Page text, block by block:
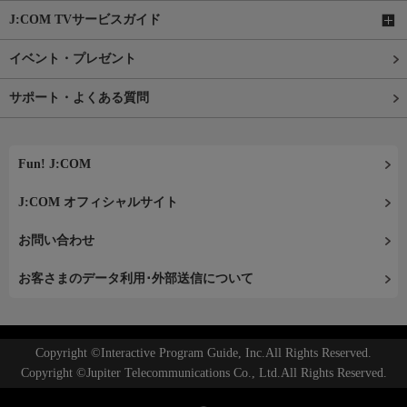
J:COM TVサービスガイド
イベント・プレゼント
サポート・よくある質問
Fun! J:COM
J:COM オフィシャルサイト
お問い合わせ
お客さまのデータ利用･外部送信について
Copyright ©Interactive Program Guide, Inc.All Rights Reserved.
Copyright ©Jupiter Telecommunications Co., Ltd.All Rights Reserved.